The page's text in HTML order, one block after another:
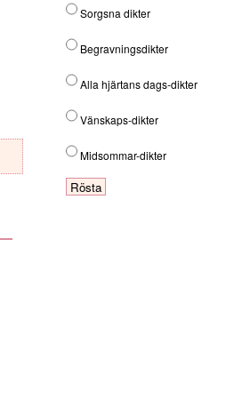
Sorgsna dikter
Begravningsdikter
Alla hjärtans dags-dikter
Vänskaps-dikter
Midsommar-dikter